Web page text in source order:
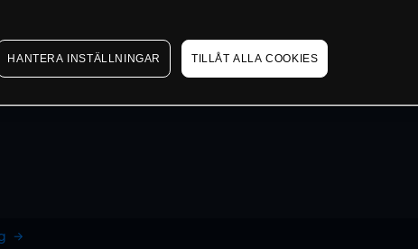
HANTERA INSTÄLLNINGAR TILLÅT ALLA COOKIES